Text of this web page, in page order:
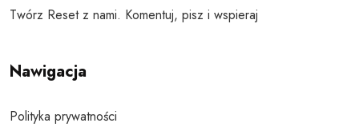
Twórz Reset z nami. Komentuj, pisz i wspieraj
Nawigacja
Polityka prywatności